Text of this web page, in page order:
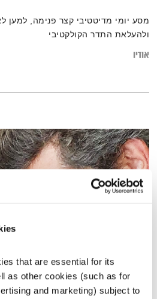
that are essential for its
as other cookies (such as for
and marketing) subject to
מסע יומי מדיטטיבי קצר פנימה, למען
ולהעלאת התדר הקולקטיבי
אודיו
המחסן של יוסי בבליקי – 1.7.21
המחסן של יוסי בבליקי